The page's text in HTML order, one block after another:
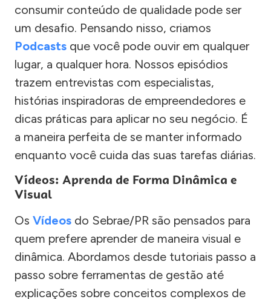
consumir conteúdo de qualidade pode ser
um desafio. Pensando nisso, criamos
Podcasts que você pode ouvir em qualquer
lugar, a qualquer hora. Nossos episódios
trazem entrevistas com especialistas,
histórias inspiradoras de empreendedores e
dicas práticas para aplicar no seu negócio. É
a maneira perfeita de se manter informado
enquanto você cuida das suas tarefas diárias.
Vídeos: Aprenda de Forma Dinâmica e
Visual
Os Vídeos do Sebrae/PR são pensados para
quem prefere aprender de maneira visual e
dinâmica. Abordamos desde tutoriais passo a
passo sobre ferramentas de gestão até
explicações sobre conceitos complexos de